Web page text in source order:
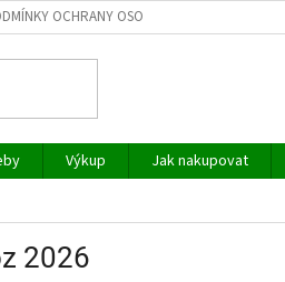
OCHRANY OSOBNÍCH ÚDAJŮ
Výkup Jak nakupovat
2026